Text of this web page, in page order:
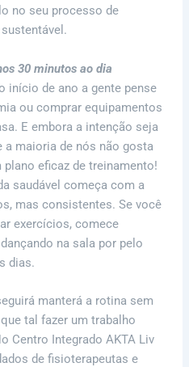
no seu processo de
30 minutos ao dia
início de ano a gente pense
ou comprar equipamentos
E embora a intenção seja
a maioria de nós não gosta
eficaz de treinamento!
saudável começa com a
mas consistentes. Se você
exercícios, comece
na sala por pelo
dias.
manterá a rotina sem
tal fazer um trabalho
Centro Integrado AKTA Liv
de fisioterapeutas e